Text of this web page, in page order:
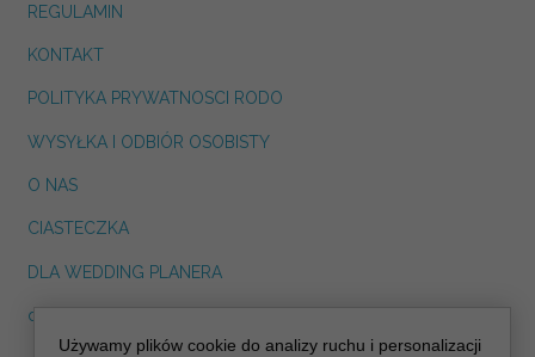
REGULAMIN
KONTAKT
POLITYKA PRYWATNOSCI RODO
WYSYŁKA I ODBIÓR OSOBISTY
O NAS
CIASTECZKA
DLA WEDDING PLANERA
dreskot.com
info@decoris.pl
Używamy plików cookie do analizy ruchu i personalizacji